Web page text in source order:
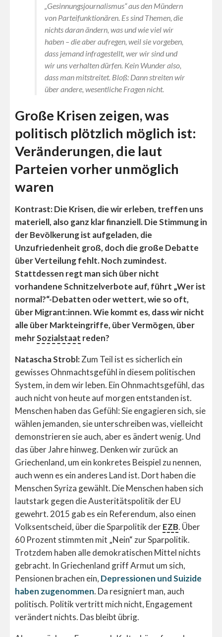
„Gesinnungsjournalismus“ aus den Mündern
von Parteifunktionären. Es sind Themen, die
nichts daran ändern, was und wie viel wir
haben – die aber aufregen, weil sie vorgeben,
dass jemand infragestellt, wer wir sindund
wir unsverhalten dürfen. Kein Wunder also,
dass man mitstreitet. Bloß: Dann streiten wir
über andere, wesentliche Fragennicht.
Große Krisen zeigen, was
politisch plötzlich möglich ist:
Veränderungen, die laut
Parteien vorher unmöglich
waren
Kontrast: Die Krisen, die wir erleben, treffen uns
materiell, also ganz klar finanziell. Die Stimmung in
der Bevölkerung ist aufgeladen, die
Unzufriedenheit groß, doch die große Debatte
über Verteilung fehlt. Noch zumindest.
Stattdessen regt man sich über nicht
vorhandene Schnitzelverbote auf, führt „Wer ist
normal?“-Debatten oder wettert, wie so oft,
über Migrant:innen. Wie kommt es, dass wir nicht
alle über Markteingriffe, über Vermögen, über
mehrSozialstaat reden?
Natascha Strobl:Zum Teil ist es sicherlich ein
gewisses Ohnmachtsgefühl in diesem politischen
System, in dem wir leben. Ein Ohnmachtsgefühl, das
auch nicht von heute auf morgen entstanden ist.
Menschen haben das Gefühl: Sie engagieren sich, sie
wählen jemanden, sie unterschreiben was, vielleicht
demonstrieren sie auch, aber es ändert wenig. Und
das über Jahre hinweg. Denken wir zurück an
Griechenland, um ein konkretes Beispiel zu nennen,
auch wenn es ein anderes Land ist. Dort haben die
Menschen Syriza gewählt. Die Menschen haben sich
lautstark gegen die Austeritätspolitik der EU
gewehrt. 2015 gab es ein Referendum, also einen
Volksentscheid, über die Sparpolitik derEZB. Über
60 Prozent stimmten mit „Nein“ zur Sparpolitik.
Trotzdem haben alle demokratischen Mittel nichts
gebracht. In Griechenland griff Armut um sich,
Pensionen brachen ein, Depressionen und Suizide
haben zugenommen. Da resigniert man, auch
politisch. Politik vertritt mich nicht, Engagement
verändert nichts. Das bleibt übrig.